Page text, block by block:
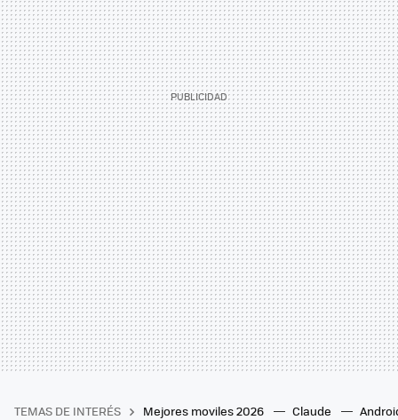
TEMAS DE INTERÉS Mejores moviles 2026 Claude